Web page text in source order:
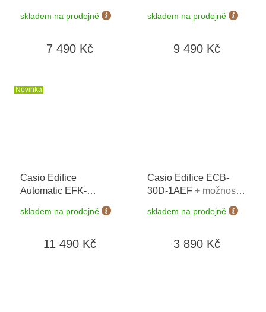
možnost výměny do 90
skladem na prodejně
7 490 Kč
možnost výměny do 90
skladem na prodejně
9 490 Kč
Novinka
Casio Edifice
Automatic EFK-
možnost výměny do 90
skladem na prodejně
11 490 Kč
Casio Edifice ECB-
30D-1AEF + možnost
doprava zdarma
skladem na prodejně
3 890 Kč